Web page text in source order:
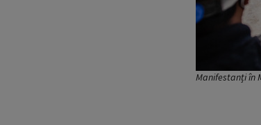
Manifestanți în